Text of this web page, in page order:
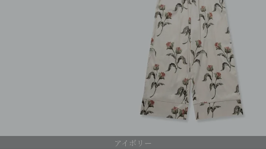
アイボリー